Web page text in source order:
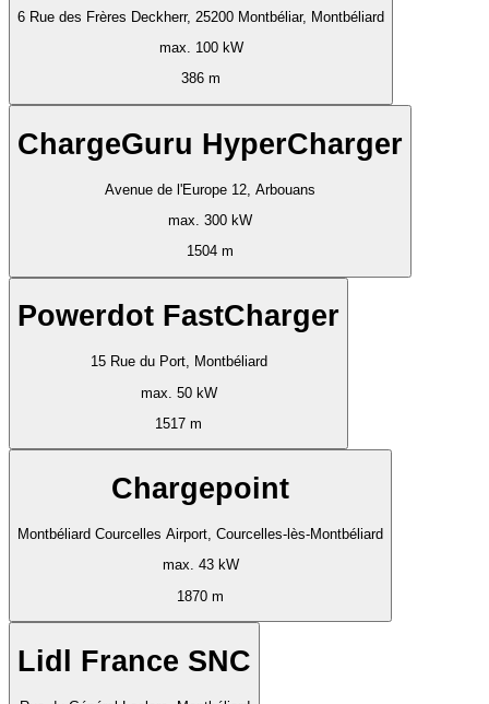
6 Rue des Frères Deckherr, 25200 Montbéliar, Montbéliard
max. 100 kW
386 m
ChargeGuru HyperCharger
Avenue de l'Europe 12, Arbouans
max. 300 kW
1504 m
Powerdot FastCharger
15 Rue du Port, Montbéliard
max. 50 kW
1517 m
Chargepoint
Montbéliard Courcelles Airport, Courcelles-lès-Montbéliard
max. 43 kW
1870 m
Lidl France SNC